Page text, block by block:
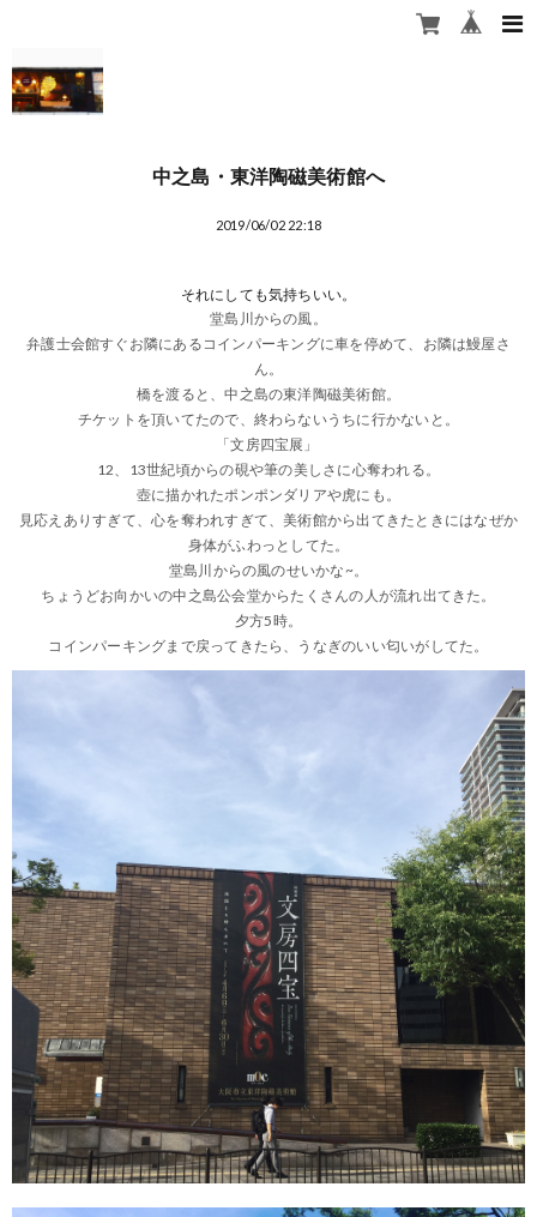
中之島・東洋陶磁美術館へ
2019/06/02 22:18
それにしても気持ちいい。
堂島川からの風。
弁護士会館すぐお隣にあるコインパーキングに車を停めて、お隣は鰻屋さ
ん。
橋を渡ると、中之島の東洋陶磁美術館。
チケットを頂いてたので、終わらないうちに行かないと。
「文房四宝展」
12、13世紀頃からの硯や筆の美しさに心奪われる。
壺に描かれたポンポンダリアや虎にも。
見応えありすぎて、心を奪われすぎて、美術館から出てきたときにはなぜか
身体がふわっとしてた。
堂島川からの風のせいかな~。
ちょうどお向かいの中之島公会堂からたくさんの人が流れ出てきた。
夕方5時。
コインパーキングまで戻ってきたら、うなぎのいい匂いがしてた。